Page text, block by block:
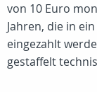
von 10 Euro
Jahren, die in
eingezahlt
gestaffelt